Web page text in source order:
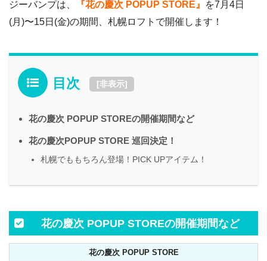
ジーバンプは、
『花の慶次 POPUP STORE』
を7月4日
(月)〜15日(金)の期間、札幌ロフトで開催します！
目次 [非表示]
花の慶次 POPUP STOREの開催期間など
花の慶次POPUP STORE 巡回決定！
札幌でももちろん登場！PICK UPアイテム！
花の慶次 POPUP STOREの開催期間など
花の慶次 POPUP STORE